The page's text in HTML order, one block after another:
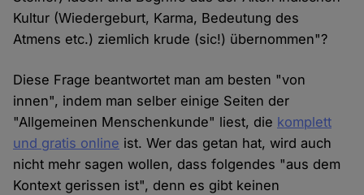
Kultur (Wiedergeburt, Karma, Bedeutung des
Atmens etc.) ziemlich krude (sic!) übernommen"?
Diese Frage beantwortet man am besten "von
innen", indem man selber einige Seiten der
"Allgemeinen Menschenkunde" liest, die komplett
und gratis online ist. Wer das getan hat, wird auch
nicht mehr sagen wollen, dass folgendes "aus dem
Kontext gerissen ist", denn es gibt keinen